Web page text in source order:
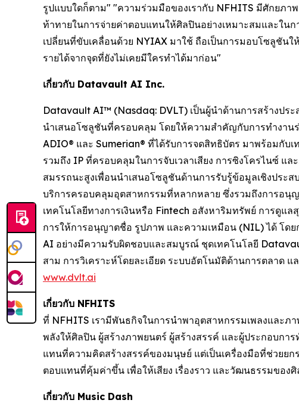
รูปแบบใดก็ตาม" "ความร่วมมือของเรากับ NFHITS มีศักยภา
ท้าทายในการจ่ายค่าตอบแทนให้ศิลปินอย่างเหมาะสมและใน
เปลี่ยนที่ขับเคลื่อนด้วย NYIAX มาใช้ ถือเป็นการมอบโซลูชัน
รายได้จากจุดที่ยังไม่เคยมีใครทำได้มาก่อน"
เกี่ยวกับ Datavault AI Inc.
Datavault AI™ (Nasdaq: DVLT) เป็นผู้นำด้านการสร้างป
นำเสนอโซลูชันที่ครอบคลุม โดยให้ความสำคัญกับการทำงา
ADIO® และ Sumerian® ที่ได้รับการจดสิทธิบัตร มาพร้อมกั
รวมถึง IP ที่ครอบคลุมในการจับเวลาเสียง การซิงโครไนซ์
สมรรถนะสูงเพื่อนนำเสนอโซลูชันด้านการรับรู้ข้อมูลเชิงประ
บริการครอบคลุมอุตสาหกรรมที่หลากหลาย ซึ่งรวมถึงการอนุ
เทคโนโลยีทางการเงินหรือ Fintech อสังหาริมทรัพย์ การดู
การให้การอนุญาตชื่อ รูปภาพ และความเหมือน (NIL) ได้ โดย
AI อย่างมีความรับผิดชอบและสมบูรณ์ ชุดเทคโนโลยี
สาม การวิเคราะห์โดยละเอียด ระบบอัตโนมัติด้านการตลาด
www.dvlt.ai
เกี่ยวกับ NFHITS
ที่ NFHITS เรามีพันธกิจในการนำพาอุตสาหกรรมเพลงและภ
พลังให้ศิลปิน ผู้สร้างภาพยนตร์ ผู้สร้างสรรค์ และผู้ประกอบกา
แทนที่ความคิดสร้างสรรค์ของมนุษย์ แต่เป็นเครื่องมือที่ช่วยย
ตอบแทนที่คุ้มค่าขึ้น เพื่อให้เสียง เรื่องราว และวัฒนธรรมขอ
เกี่ยวกับ Music Dash